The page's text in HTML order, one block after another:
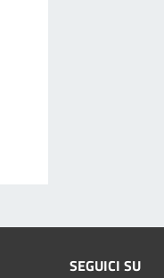
SEGUICI SU